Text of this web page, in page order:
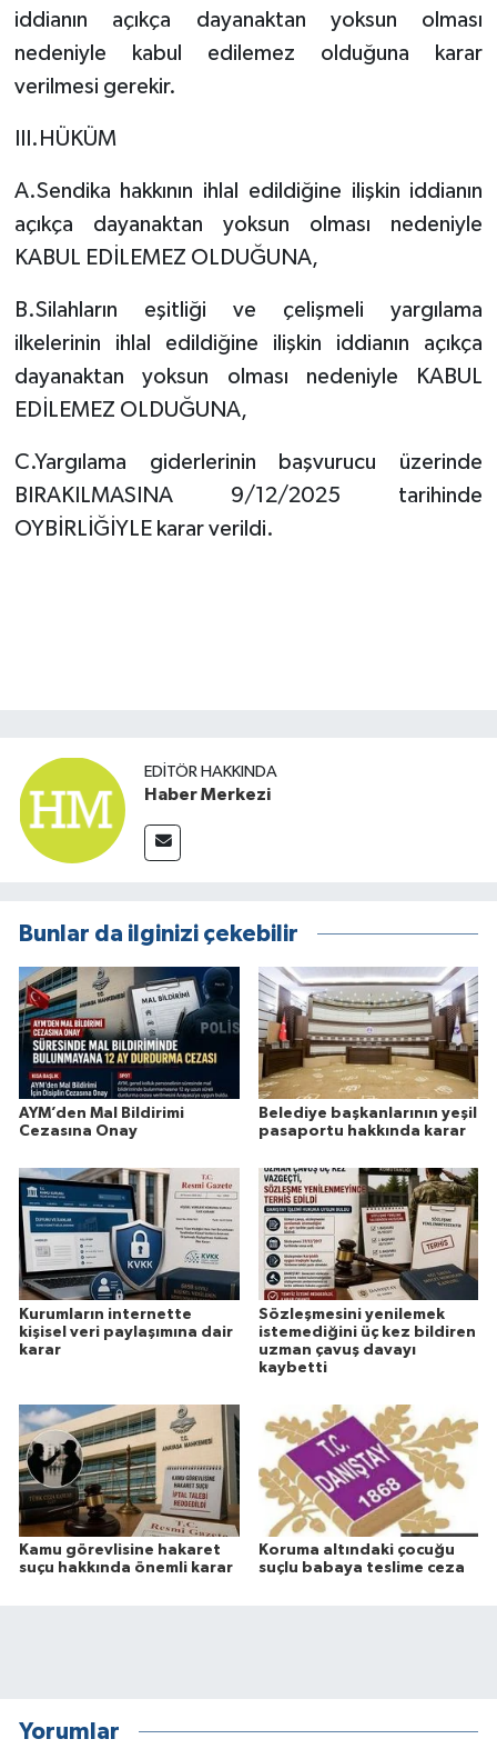
iddianın açıkça dayanaktan yoksun olması
nedeniyle kabul edilemez olduğuna karar
verilmesi gerekir.
III.HÜKÜM
A.Sendika hakkının ihlal edildiğine ilişkin iddianın
açıkça dayanaktan yoksun olması nedeniyle
KABUL EDİLEMEZ OLDUĞUNA,
B.Silahların eşitliği ve çelişmeli yargılama
ilkelerinin ihlal edildiğine ilişkin iddianın açıkça
dayanaktan yoksun olması nedeniyle KABUL
EDİLEMEZ OLDUĞUNA,
C.Yargılama giderlerinin başvurucu üzerinde
BIRAKILMASINA 9/12/2025 tarihinde
OYBİRLİĞİYLE karar verildi.
EDITÖR HAKKINDA
Haber Merkezi
Bunlar da ilginizi çekebilir
AYM’den Mal Bildirimi
Cezasına Onay
Belediye başkanlarının yeşil
pasaportu hakkında karar
Kurumların internette
kişisel veri paylaşımına dair
karar
Sözleşmesini yenilemek
istemediğini üç kez bildiren
uzman çavuş davayı
kaybetti
Kamu görevlisine hakaret
suçu hakkında önemli karar
Koruma altındaki çocuğu
suçlu babaya teslime ceza
Yorumlar